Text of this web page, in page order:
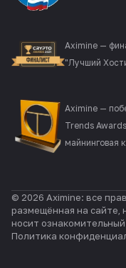
Aximine —
"Лучший
Aximine —
Trends
майнинговая
© 2026 Aximine: все
размещённая на сайте,
носит
Политика